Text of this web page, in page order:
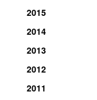
Set Fire to the
2015
2014
2013
2012
2011